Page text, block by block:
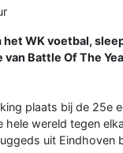
WK voetbal,
Battle Of The
plaats bij de 25e
wereld tegen
uit Eindhoven